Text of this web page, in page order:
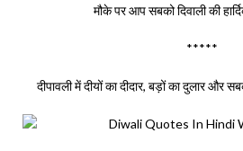
मौके पर आप सबको दिवाली की
*****
दीपावली में दीयों का दीदार, बड़ों का दुलार और